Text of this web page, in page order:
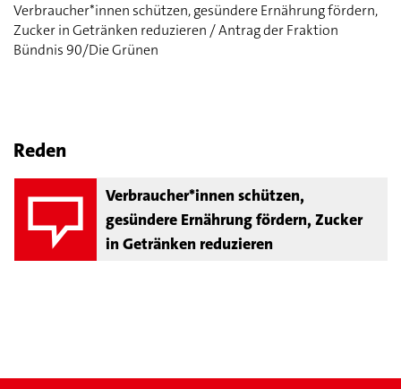
Verbraucher*innen schützen, gesündere Ernährung fördern,
Zucker in Getränken reduzieren / Antrag der Fraktion
Bündnis 90/Die Grünen
Reden
Verbraucher*innen schützen,
gesündere Ernährung fördern, Zucker
in Getränken reduzieren